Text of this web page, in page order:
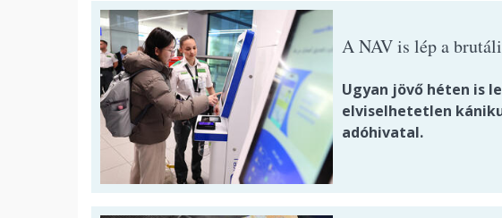
A NAV is lép a
Ugyan jövő héten is
elviselhetetlen
adóhivatal.